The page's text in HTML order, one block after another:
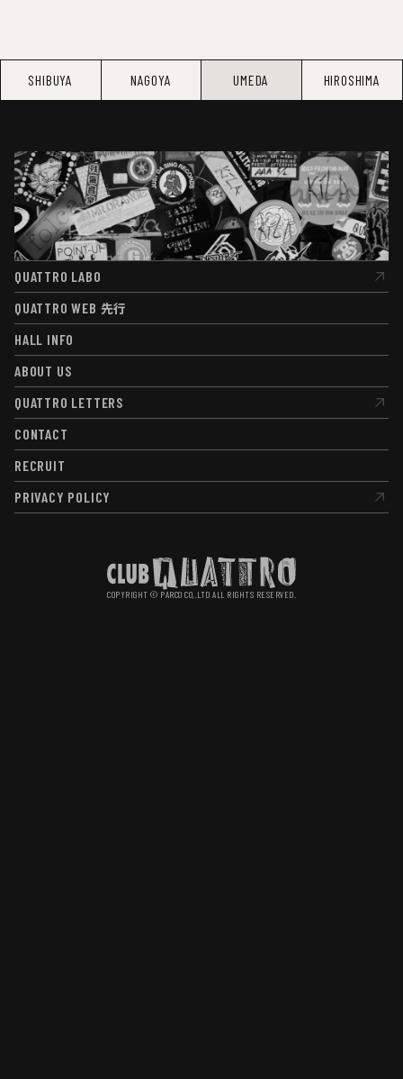
SHIBUYA NAGOYA UMEDA HIROSHIMA
QUATTRO LABO
QUATTRO LABO
QUATTRO WEB 先行
QUATTRO WEB先行
HALL INFO
HALL INFO
ABOUT US
ABOUT US
QUATTRO LETTERS
QUATTRO LETTERS
CONTACT
CONTACT
RECRUIT
RECRUIT
PRIVACY POLICY
PRIVACY POLICY
COPYRIGHT © PARCO CO,.LTD ALL RIGHTS RESERVED.